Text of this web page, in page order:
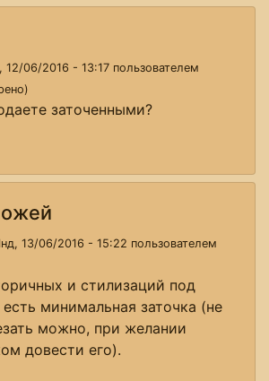
12/06/2016 - 13:17 пользователем
заточенными?
13/06/2016 - 15:22 пользователем
и стилизаций под
минимальная заточка (не
можно, при желании
довести его).